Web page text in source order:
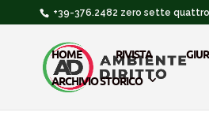
+39-376.2482 zero sette quattro
HOME RIVISTA
ARCHIVIO STORICO